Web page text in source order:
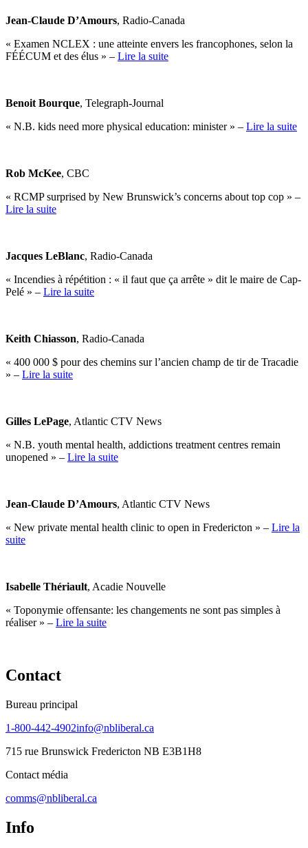
Jean-Claude D’Amours, Radio-Canada
« Examen NCLEX : une atteinte envers les francophones, selon la
FÉÉCUM et des élus » – Lire la suite
Benoit Bourque, Telegraph-Journal
« N.B. kids need more physical education: minister » – Lire la suite
Rob McKee, CBC
« RCMP surprised by New Brunswick’s concerns about top cop » –
Lire la suite
Jacques LeBlanc, Radio-Canada
« Incendies à répétition : « il faut que ça arrête » dit le maire de Cap-
Pelé » – Lire la suite
Keith Chiasson, Radio-Canada
« 400 000 $ pour des chemins sur l’ancien champ de tir de Tracadie
» – Lire la suite
Gilles LePage, Atlantic CTV News
« N.B. youth mental health, addictions treatment centres remain
unopened » – Lire la suite
Jean-Claude D’Amours, Atlantic CTV News
« New private mental health clinic to open in Fredericton » – Lire la
suite
Isabelle Thériault, Acadie Nouvelle
« Toponymie offensante: les changements ne sont pas simples à
réaliser » – Lire la suite
Contact
Bureau principal
1-800-442-4902info@nbliberal.ca
715 rue Brunswick Fredericton NB E3B1H8
Contact média
comms@nbliberal.ca
Info